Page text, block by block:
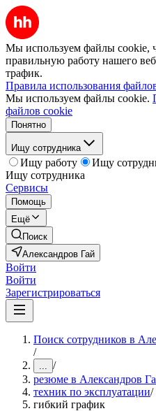
Мы используем файлы cookie,
правильную работу нашего
трафик.
Правила использования
Мы используем файлы cookie.
файлов cookie
Понятно
Ищу сотрудника
Ищу работу
Ищу
Ищу сотрудника
Сервисы
Помощь
Ещё
Поиск
Александров Гай
Войти
Войти
Зарегистрироваться
Поиск сотрудников в
/
... /
резюме в Александров
техник по эксплуатации/
гибкий график